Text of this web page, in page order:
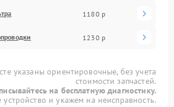
1180 р
1230 р
указаны ориентировочные, без учета
стоимости запчастей.
на бесплатную диагностику.
и укажем на неисправность.